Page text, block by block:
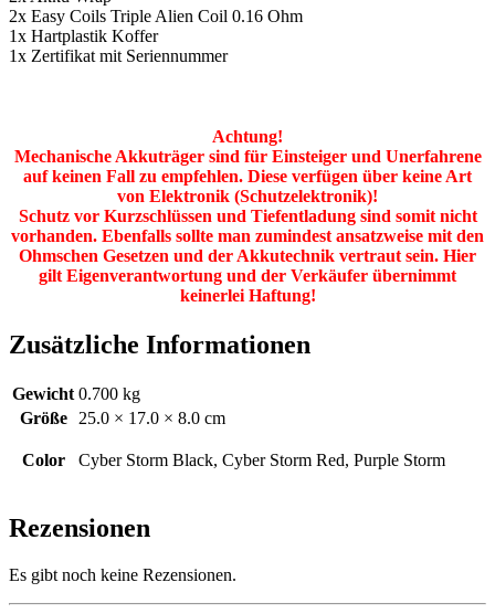
2x Easy Coils Triple Alien Coil 0.16 Ohm
1x Hartplastik Koffer
1x Zertifikat mit Seriennummer
Achtung!
Mechanische Akkuträger sind für Einsteiger und Unerfahrene
auf keinen Fall zu empfehlen. Diese verfügen über keine Art
von Elektronik (Schutzelektronik)!
Schutz vor Kurzschlüssen und Tiefentladung sind somit nicht
vorhanden. Ebenfalls sollte man zumindest ansatzweise mit den
Ohmschen Gesetzen und der Akkutechnik vertraut sein. Hier
gilt Eigenverantwortung und der Verkäufer übernimmt
keinerlei Haftung!
Zusätzliche Informationen
Gewicht 0.700 kg
Größe
25.0 × 17.0 × 8.0 cm
Color Cyber Storm Black, Cyber Storm Red, Purple Storm
Rezensionen
Es gibt noch keine Rezensionen.